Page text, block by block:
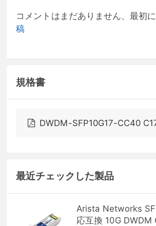
コメントはまだありません、最初に
稿
規格書
DWDM-SFP10G17-CC40
最近チェックした製品
Arista Networks
応互換 10G DWDM